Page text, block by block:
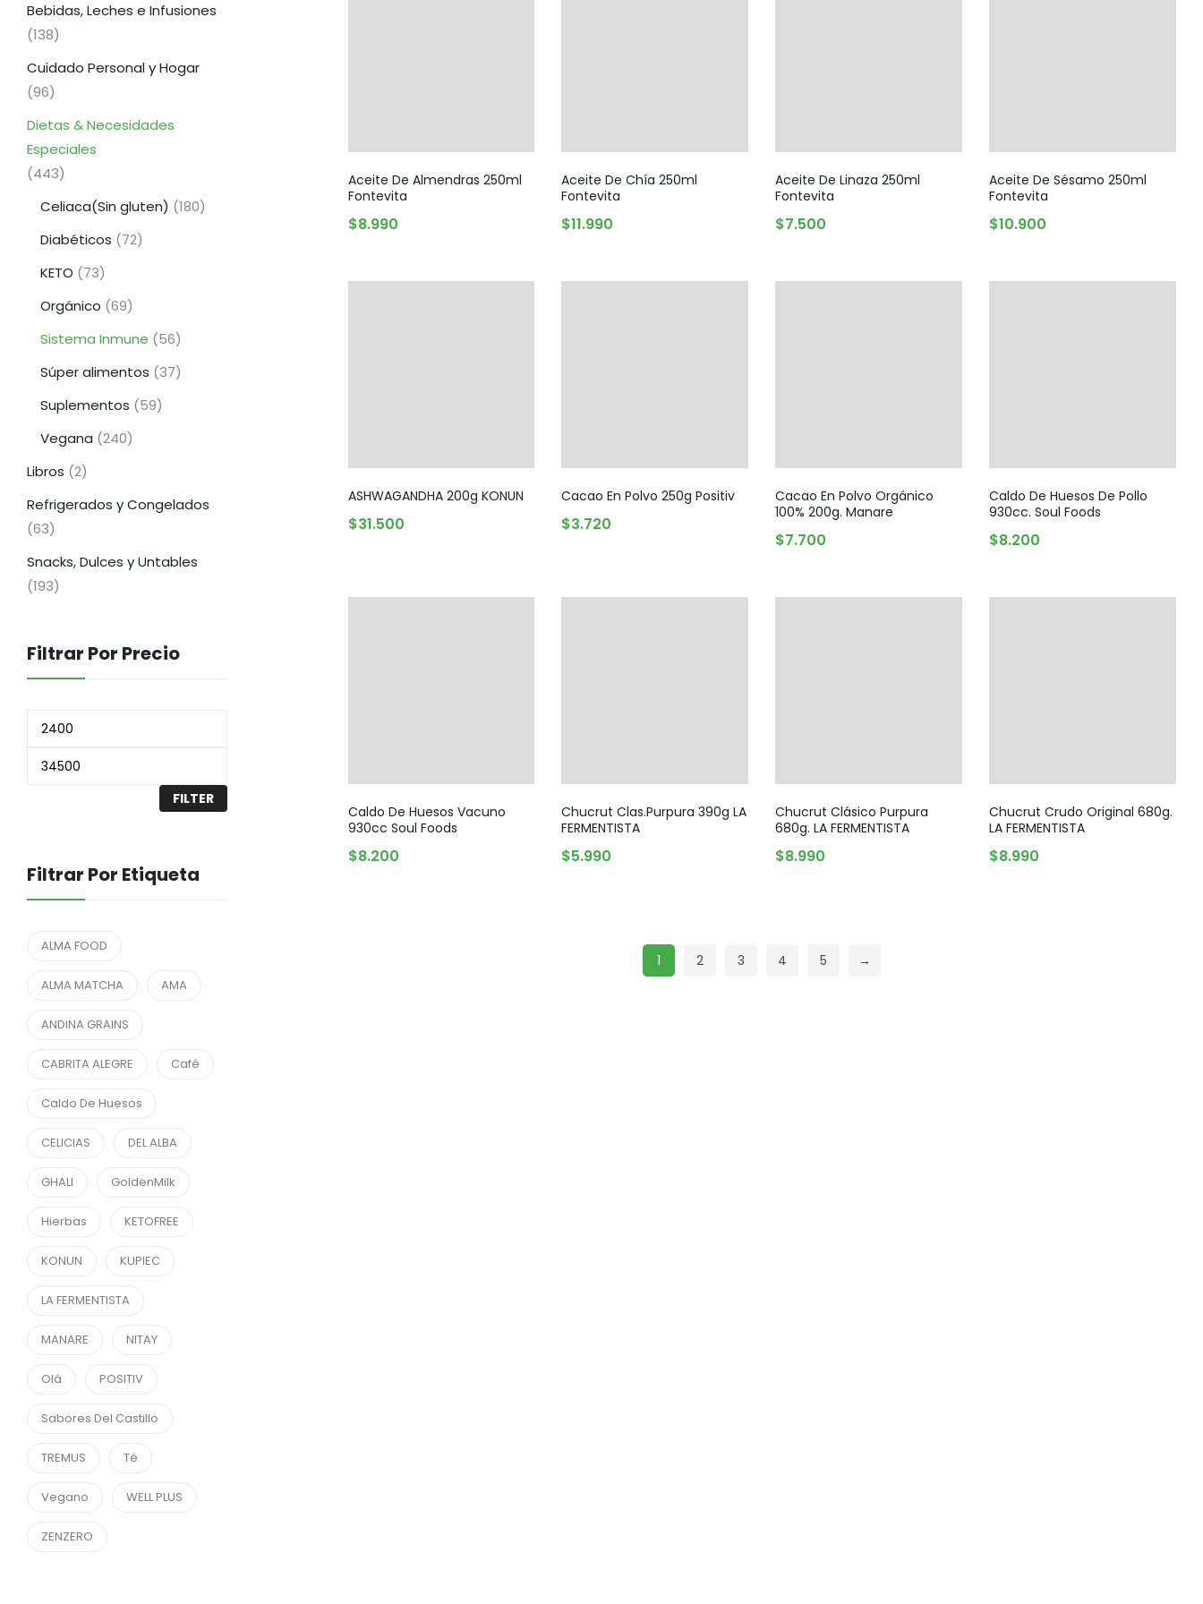
Aceite De Almendras 250ml
Fontevita
$8.990
Aceite De Chía 250ml
Fontevita
$11.990
Aceite De Linaza 250ml
Fontevita
$7.500
Aceite De Sésamo 250ml
Fontevita
$10.900
ASHWAGANDHA 200g KONUN
$31.500
AGOTADO
Cacao En Polvo 250g Positiv
$3.720
Cacao En Polvo Orgánico
100% 200g. Manare
$7.700
Caldo De Huesos De Pollo
930cc. Soul Foods
$8.200
Caldo De Huesos Vacuno
930cc Soul Foods
$8.200
Chucrut Clas.Purpura 390g LA
FERMENTISTA
$5.990
Chucrut Clásico Purpura
680g. LA FERMENTISTA
$8.990
Chucrut Crudo Original 680g.
LA FERMENTISTA
$8.990
AGOTADO
1 2 3 4 5 →
Bebidas, Leches e Infusiones
(138)
Cuidado Personal y Hogar
(96)
Dietas & Necesidades
Especiales
(443)
Celiaca(Sin gluten) (180)
Diabéticos (72)
KETO (73)
Orgánico (69)
Sistema Inmune (56)
Súper alimentos (37)
Suplementos (59)
Vegana (240)
Libros (2)
Refrigerados y Congelados
(63)
Snacks, Dulces y Untables
(193)
Filtrar Por Precio
FILTER
Filtrar Por Etiqueta
ALMA FOOD
ALMA MATCHA AMA
ANDINA GRAINS
CABRITA ALEGRE Café
Caldo De Huesos
CELICIAS DEL ALBA
GHALI GoldenMilk
Hierbas KETOFREE
KONUN KUPIEC
LA FERMENTISTA
MANARE NITAY
Olá POSITIV
Sabores Del Castillo
TREMUS Té
Vegano WELL PLUS
ZENZERO